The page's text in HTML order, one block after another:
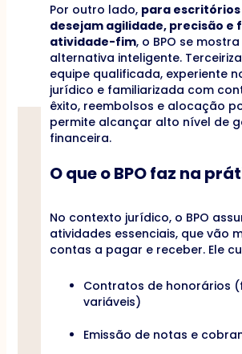
Por outro lado, para escritórios
desejam agilidade, precisão e
atividade-fim, o BPO se
alternativa inteligente.
equipe qualificada, experiente
jurídico e familiarizada com
êxito, reembolsos e alocação
permite alcançar alto nível de
financeira.
O que o BPO faz na
No contexto jurídico, o BPO
atividades essenciais, que vão
contas a pagar e receber. Ele
Contratos de honorários
variáveis)
Emissão de notas e